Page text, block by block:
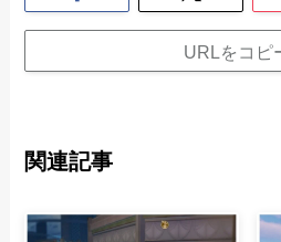
URLをコピ
関連記事